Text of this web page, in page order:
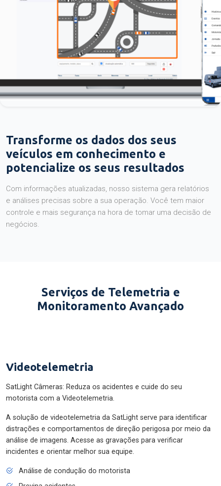
Transforme os dados dos seus
veículos em conhecimento e
potencialize os seus resultados
Com informações atualizadas, nosso sistema gera relatórios
e análises precisas sobre a sua operação. Você tem maior
controle e mais segurança na hora de tomar uma decisão de
negócios.
Serviços de Telemetria e
Monitoramento Avançado
Videotelemetria
SatLight Câmeras: Reduza os acidentes e cuide do seu
motorista com a Videotelemetria.
A solução de videotelemetria da SatLight serve para identificar
distrações e comportamentos de direção perigosa por meio da
análise de imagens. Acesse as gravações para verificar
incidentes e orientar melhor sua equipe.
Análise de condução do motorista